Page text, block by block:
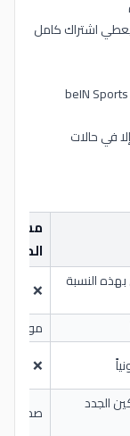
اشتراك كامل
تود منصة تجارية تدفع مليارات الريالات لحقوق بث beIN Sports
في حالات
النسبة
❌ كذب
موثوق 100%
❌
الجدد
صحيح